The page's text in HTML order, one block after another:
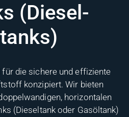
(Diesel-
die sichere und effiziente
konzipiert. Wir bieten
horizontalen
(Dieseltank oder Gasöltank)